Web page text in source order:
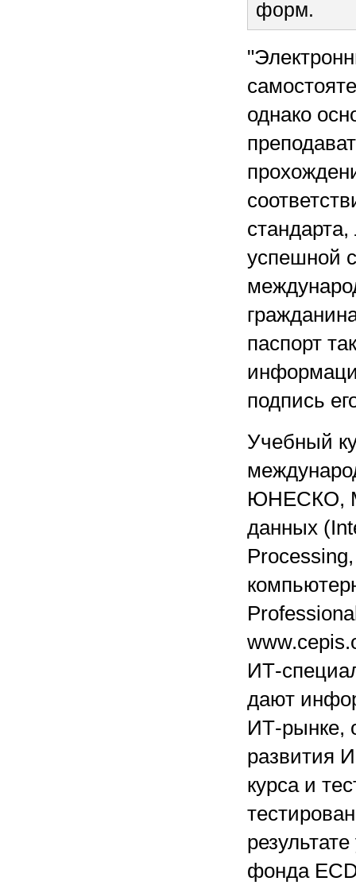
форм.
однако
успешной
паспорт
подпись
Учебный
ЮНЕСКО,
данных
ИТ-
дают
ИТ-рынке,
развития
курса и
фонда